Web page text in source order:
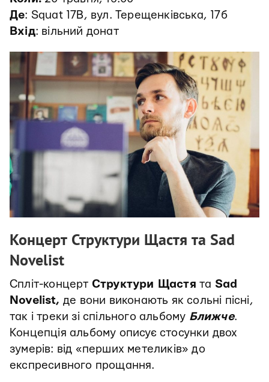
Де: Squat 17B, вул. Терещенківська, 17б
Вхід: вільний донат
Концерт Структури Щастя та Sad
Novelist
Спліт-концерт Структури Щастя та Sad
Novelist, де вони виконають як сольні пісні,
так і треки зі спільного альбому Ближче.
Концепція альбому описує стосунки двох
зумерів: від «перших метеликів» до
експресивного прощання.